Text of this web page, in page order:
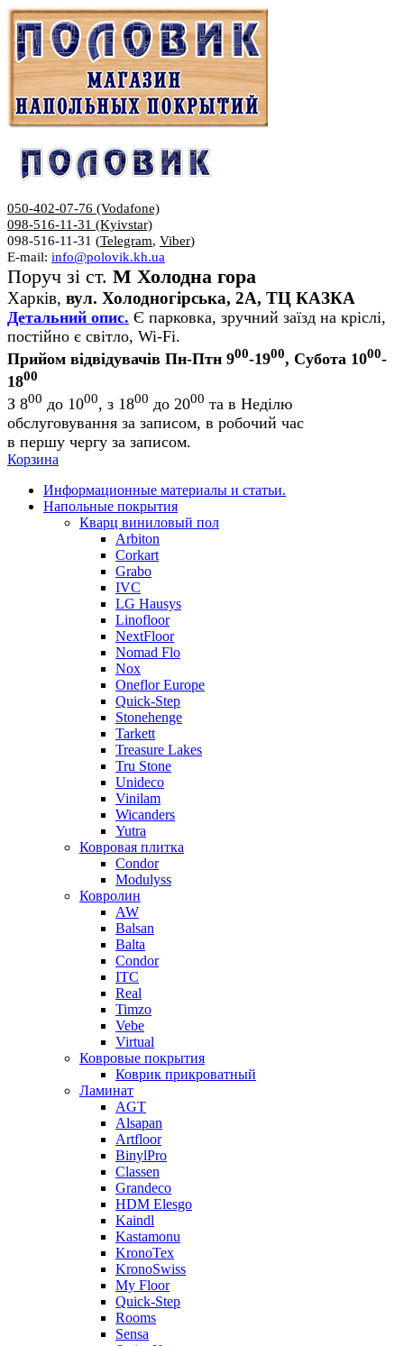
050-402-07-76 (Vodafone)
098-516-11-31 (Kyivstar)
098-516-11-31 (Telegram, Viber)
E-mail: info@polovik.kh.ua
Поруч зі ст. М Холодна гора
Харків, вул. Холодногірська, 2А, ТЦ КАЗКА
Детальний опис. Є парковка, зручний заїзд на кріслі,
постійно є світло, Wi-Fi.
Прийом відвідувачів Пн-Птн 900-1900, Субота 1000-
1800
З 800 до 1000, з 1800 до 2000 та в Неділю
обслуговування за записом, в робочий час
в першу чергу за записом.
Корзина
Информационные материалы и статьи.
Напольные покрытия
Кварц виниловый пол
Arbiton
Corkart
Grabo
IVC
LG Hausys
Linofloor
NextFloor
Nomad Flo
Nox
Oneflor Europe
Quick-Step
Stonehenge
Tarkett
Treasure Lakes
Tru Stone
Unideco
Vinilam
Wicanders
Yutra
Ковровая плитка
Condor
Modulyss
Ковролин
AW
Balsan
Balta
Condor
ITC
Real
Timzo
Vebe
Virtual
Ковровые покрытия
Коврик прикроватный
Ламинат
AGT
Alsapan
Artfloor
BinylPro
Classen
Grandeco
HDM Elesgo
Kaindl
Kastamonu
KronoTex
KronoSwiss
My Floor
Quick-Step
Rooms
Sensa